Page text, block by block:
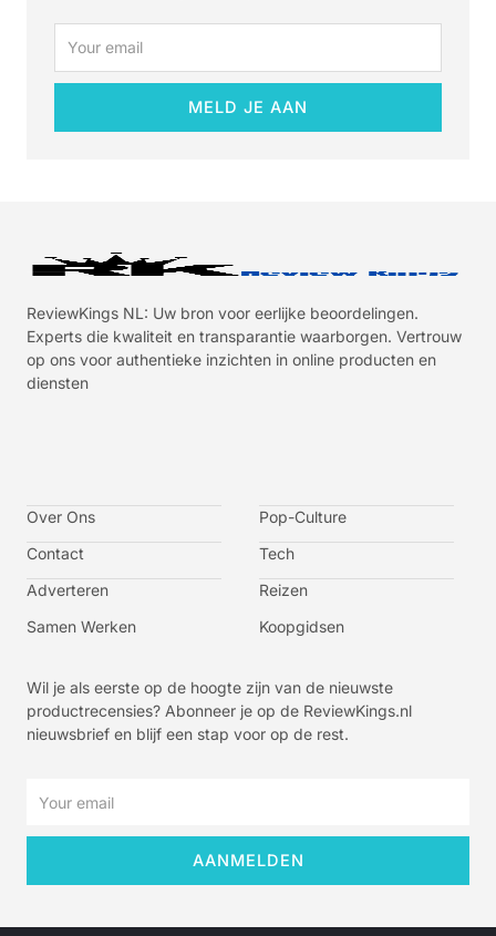
MELD JE AAN
ReviewKings NL: Uw bron voor eerlijke beoordelingen.
Experts die kwaliteit en transparantie waarborgen. Vertrouw
op ons voor authentieke inzichten in online producten en
diensten
-
f
a
c
e
o
o
-
t
w
i
t
e
r
-
s
g
r
m
-
-
u
b
Over Ons
Contact
Adverteren
Samen Werken
Pop-Culture
Tech
Reizen
Koopgidsen
Wil je als eerste op de hoogte zijn van de nieuwste
productrecensies? Abonneer je op de ReviewKings.nl
nieuwsbrief en blijf een stap voor op de rest.
AANMELDEN